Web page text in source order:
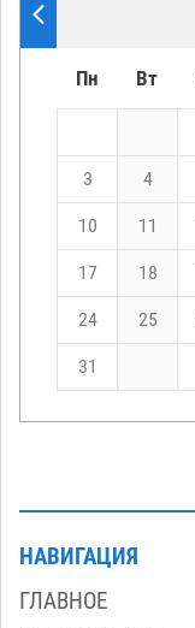
Пн Вт
3 4
10 11
17 18
24 25
31
НАВИГАЦИЯ
ГЛАВНОЕ